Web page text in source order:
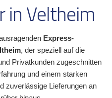
in Veltheim
Express-
, der speziell auf die
Privatkunden zugeschnitten
und einem starken
zuverlässige Lieferungen an